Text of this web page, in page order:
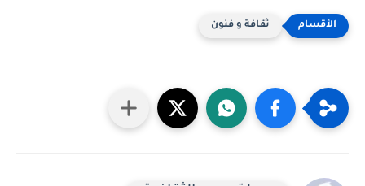
ثقافة و فنون